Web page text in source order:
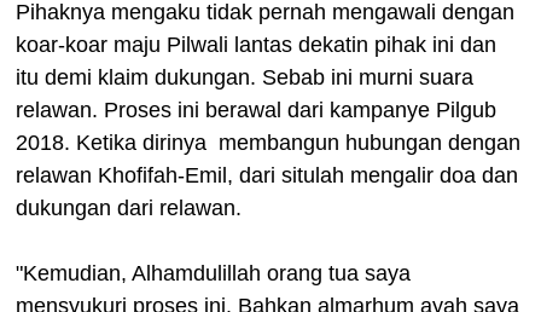
Pihaknya mengaku tidak pernah mengawali dengan
koar-koar maju Pilwali lantas dekatin pihak ini dan
itu demi klaim dukungan. Sebab ini murni suara
relawan. Proses ini berawal dari kampanye Pilgub
2018. Ketika dirinya membangun hubungan dengan
relawan Khofifah-Emil, dari situlah mengalir doa dan
dukungan dari relawan.
"Kemudian, Alhamdulillah orang tua saya
mensyukuri proses ini. Bahkan almarhum ayah saya